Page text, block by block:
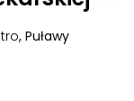
, Puławy